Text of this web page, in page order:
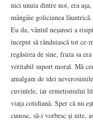
nici unuia dintre noi, era
mângâie goliciunea
Eu da, vântul neşansei a
început să rânduiască tot ce-
regăsirea de sine, fraza sa
veritabil suport moral. Mă
amalgam de idei
cuvintele, iar ermetismului
viaţa cotidiană. Sper că nu
cunosc, să-i vorbesc şi uite,